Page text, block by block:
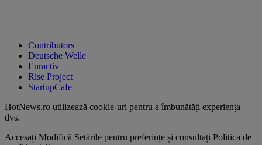
Contributors
Deutsche Welle
Euractiv
Rise Project
StartupCafe
HotNews.ro utilizează cookie-uri pentru a îmbunătăți experiența
dvs.
Accesați Modifică Setările pentru preferințe și consultați Politica de